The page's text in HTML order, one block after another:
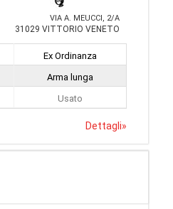
VIA A. MEUCCI, 2/A
31029 VITTORIO VENETO
Ex Ordinanza
Arma lunga
Usato
Dettagli»